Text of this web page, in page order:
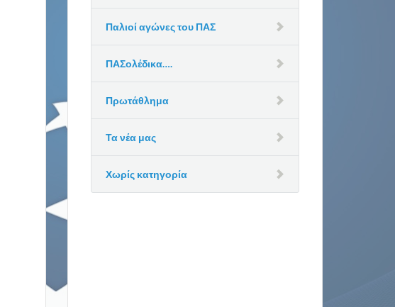
Παλιοί αγώνες του ΠΑΣ
ΠΑΣολέδικα….
Πρωτάθλημα
Τα νέα μας
Χωρίς κατηγορία